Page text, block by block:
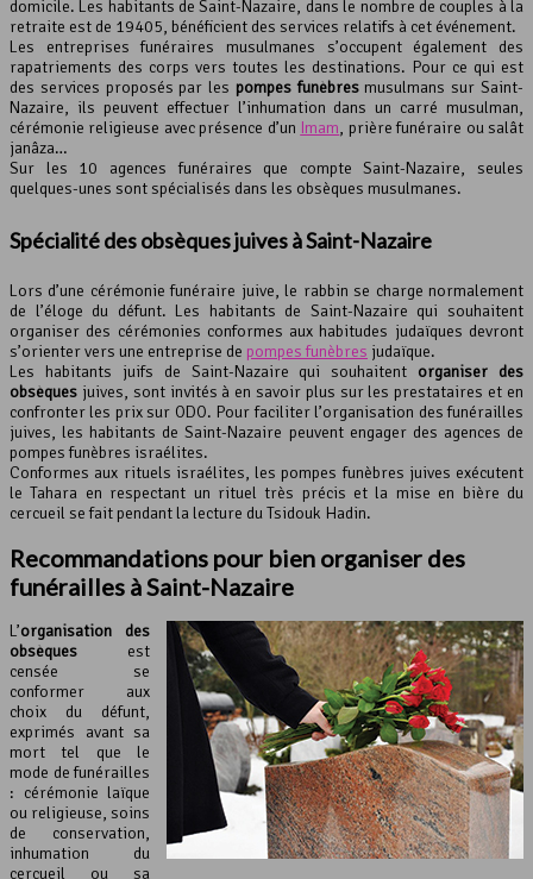
domicile. Les habitants de Saint-Nazaire, dans le nombre de couples à la
retraite est de 19405, bénéficient des services relatifs à cet événement.
Les entreprises funéraires musulmanes s’occupent également des
rapatriements des corps vers toutes les destinations. Pour ce qui est
des services proposés par les pompes funèbresmusulmans sur Saint-
Nazaire, ils peuvent effectuer l’inhumation dans un carré musulman,
cérémonie religieuse avec présence d’un Imam, prière funéraire ou salât
janâza…
Sur les 10 agences funéraires que compte Saint-Nazaire, seules
quelques-unes sont spécialisés dans les obsèques musulmanes.
Spécialité des obsèques juives à Saint-Nazaire
Lors d’une cérémonie funéraire juive, le rabbin se charge normalement
de l’éloge du défunt. Les habitants de Saint-Nazaire qui souhaitent
organiser des cérémonies conformes aux habitudes judaïques devront
s’orienter vers une entreprise de pompes funèbres judaïque.
Les habitants juifs de Saint-Nazaire qui souhaitent organiser des
obsèques juives, sont invités à en savoir plus sur les prestataires et en
confronter les prix sur ODO. Pour faciliter l’organisation des funérailles
juives, les habitants de Saint-Nazaire peuvent engager des agences de
pompes funèbres israélites.
Conformes aux rituels israélites, les pompes funèbres juives exécutent
le Tahara en respectant un rituel très précis et la mise en bière du
cercueil se fait pendant la lecture du Tsidouk Hadin.
Recommandations pour bien organiser des
funérailles à Saint-Nazaire
L’organisation des
obsèques est
censée se
conformer aux
choix du défunt,
exprimés avant sa
mort tel que le
mode de funérailles
: cérémonie laïque
ou religieuse, soins
de conservation,
inhumation du
cercueil ou sa